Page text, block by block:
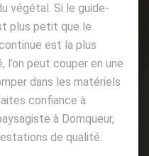
végétal. Si le guide-
plus petit que le
est la plus
peut couper en une
dans les matériels
confiance à
à Domqueur,
de qualité.